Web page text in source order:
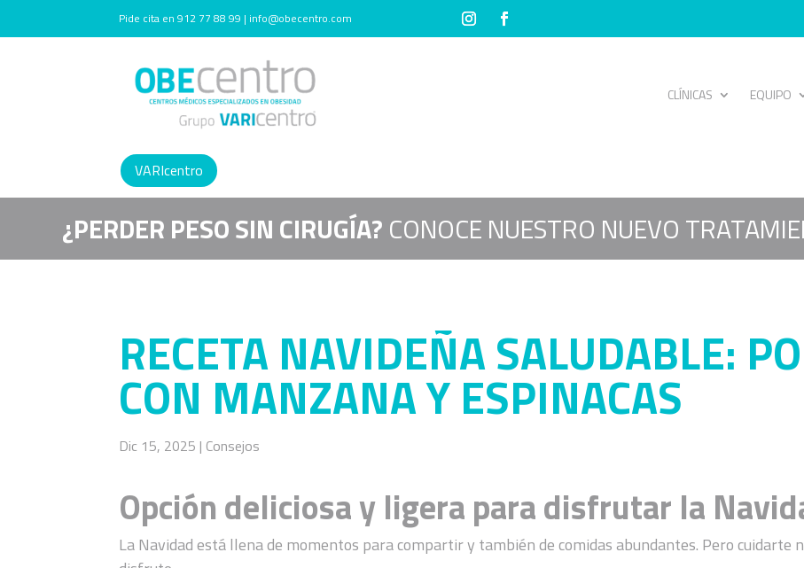
Pide cita en 912 77 88 99 | info@obecentro.com
CLÍNICAS EQUIPO
VARIcentro
¿PERDER PESO SIN CIRUGÍA? CONOCE NUESTRO NUEVO
RECETA NAVIDEÑA SALUDABLE:
CON MANZANA Y ESPINACAS
Dic 15, 2025 | Consejos
Opción deliciosa y ligera para disfrutar la
La Navidad está llena de momentos para compartir y también de comidas abundantes. Pero cuidarte